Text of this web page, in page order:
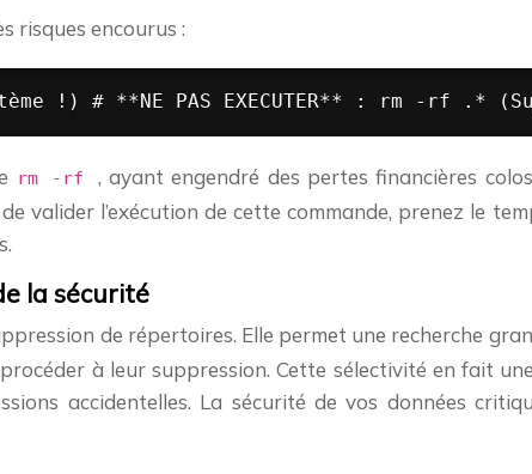
risques encourus :
!) # **NE PAS EXECUTER** : rm -
rm -rf , ayant engendré des pertes financières
l’exécution de cette commande, prenez le
la sécurité
de répertoires. Elle permet une recherche
à leur suppression. Cette sélectivité en fait
accidentelles. La sécurité de vos données